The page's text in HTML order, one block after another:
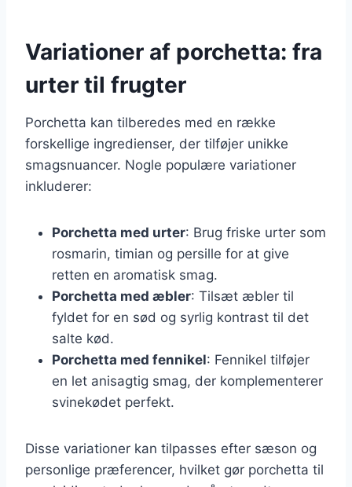
Variationer af porchetta: fra
urter til frugter
Porchetta kan tilberedes med en række
forskellige ingredienser, der tilføjer unikke
smagsnuancer. Nogle populære variationer
inkluderer:
Porchetta med urter: Brug friske urter som
rosmarin, timian og persille for at give
retten en aromatisk smag.
Porchetta med æbler: Tilsæt æbler til
fyldet for en sød og syrlig kontrast til det
salte kød.
Porchetta med fennikel: Fennikel tilføjer
en let anisagtig smag, der komplementerer
svinekødet perfekt.
Disse variationer kan tilpasses efter sæson og
personlige præferencer, hvilket gør porchetta til